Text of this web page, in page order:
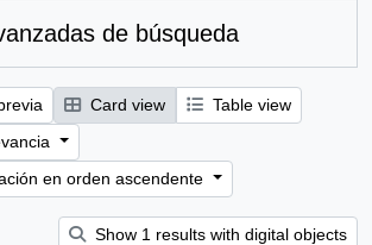
de búsqueda
Card view
Table view
en orden ascendente
Show 1 results with digital objects